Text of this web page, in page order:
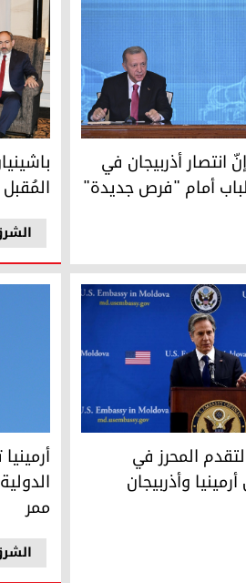
إلهام علييف والتركي رجب طيب
انتصار أذربيجان في
أمام "فرص جديدة"
رئيس
أنتوني بلينكن- الصورة لفرانس 24
المحرز في
وأذربيجان
ممر